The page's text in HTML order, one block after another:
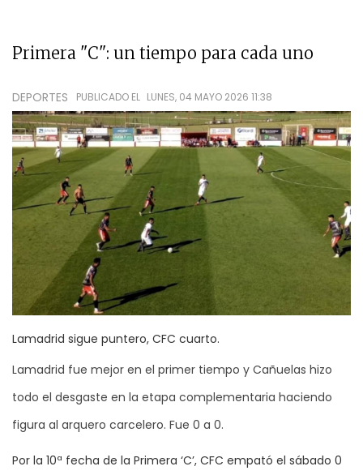
Primera "C": un tiempo para cada uno
DEPORTES PUBLICADO EL LUNES, 04 MAYO 2026 11:38
Lamadrid sigue puntero, CFC cuarto.
Lamadrid fue mejor en el primer tiempo y Cañuelas hizo
todo el desgaste en la etapa complementaria haciendo
figura al arquero carcelero. Fue 0 a 0.
Por la 10ª fecha de la Primera ‘C’, CFC empató el sábado 0